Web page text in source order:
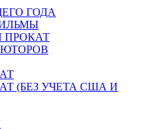
ГОДА
ПРОКАТ
(БЕЗ УЧЕТА США И